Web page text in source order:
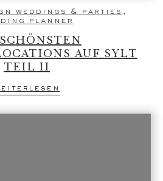
weddings & parties
,
planner
AUF SYLT
TEIL II